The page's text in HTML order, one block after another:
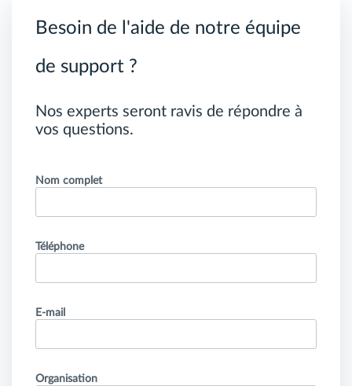
Besoin de l'aide de notre équipe
de support ?
Nos experts seront ravis de répondre à
vos questions.
Nom complet
Téléphone
E-mail
Organisation